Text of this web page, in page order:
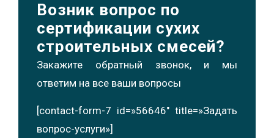
Возник вопрос по
сертификации сухих
строительных смесей?
Закажите обратный звонок, и мы
ответим на все ваши вопросы
[contact-form-7 id=»56646″ title=»Задать
вопрос-услуги»]